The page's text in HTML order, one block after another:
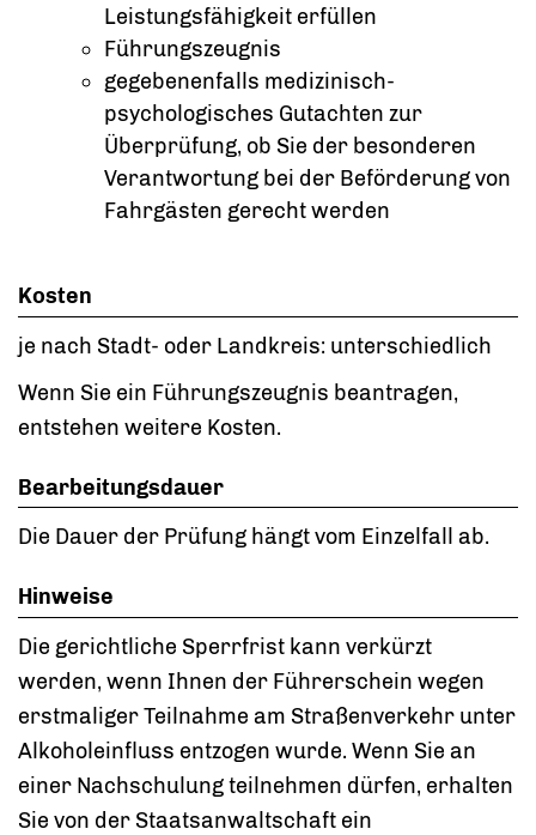
Leistungsfähigkeit erfüllen
Führungszeugnis
gegebenenfalls medizinisch-
psychologisches Gutachten zur
Überprüfung, ob Sie der besonderen
Verantwortung bei der Beförderung von
Fahrgästen gerecht werden
Kosten
je nach Stadt- oder Landkreis: unterschiedlich
Wenn Sie ein Führungszeugnis beantragen,
entstehen weitere Kosten.
Bearbeitungsdauer
Die Dauer der Prüfung hängt vom Einzelfall ab.
Hinweise
Die gerichtliche Sperrfrist kann verkürzt
werden, wenn Ihnen der Führerschein wegen
erstmaliger Teilnahme am Straßenverkehr unter
Alkoholeinfluss entzogen wurde. Wenn Sie an
einer Nachschulung teilnehmen dürfen, erhalten
Sie von der Staatsanwaltschaft ein